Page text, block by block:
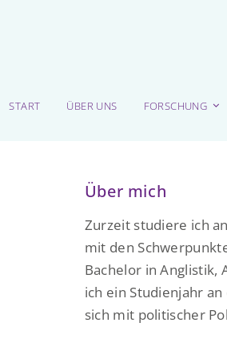
START ÜBER UNS FORSCHUNG
Über mich
Zurzeit studiere ich
mit den
Bachelor in Anglistik,
ich ein Studienjahr
sich mit politischer